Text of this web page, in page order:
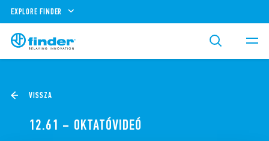
EXPLORE FINDER
VISSZA
12.61 – OKTATÓVIDEÓ